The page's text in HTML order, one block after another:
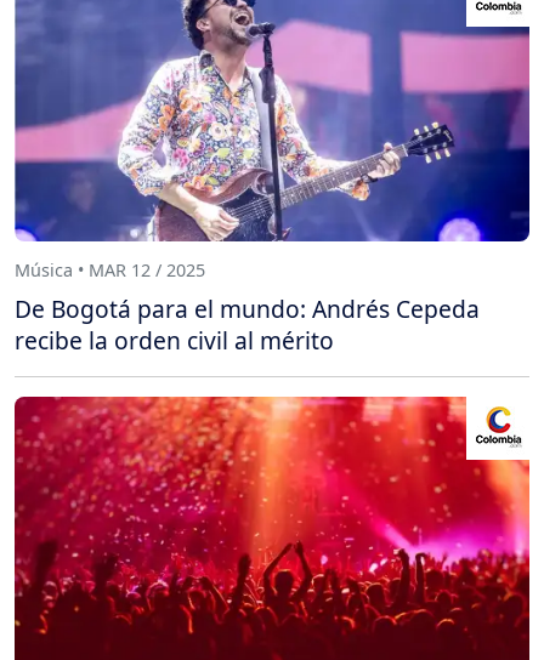
Música • MAR 12 / 2025
De Bogotá para el mundo: Andrés Cepeda
recibe la orden civil al mérito